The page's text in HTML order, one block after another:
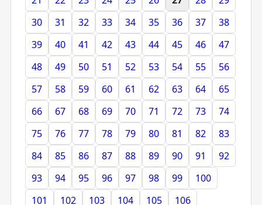
30
31 32 33 34 35 36 37
38
39
40 41 42 43 44 45 46
47
48
49 50 51 52 53 54 55
56
57
58 59 60 61 62 63 64
65
66
67 68 69 70 71 72 73
74
75
76 77 78 79 80 81 82
83
84
85 86 87 88 89 90 91
92
93
94 95 96 97 98 99
100
101
102 103 104 105 106